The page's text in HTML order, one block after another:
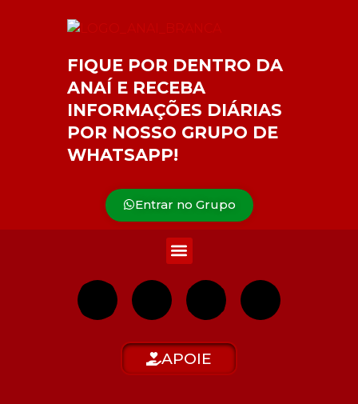
FIQUE POR DENTRO DA
ANAÍ E RECEBA
INFORMAÇÕES DIÁRIAS
POR NOSSO GRUPO DE
WHATSAPP!
Entrar no Grupo
APOIE